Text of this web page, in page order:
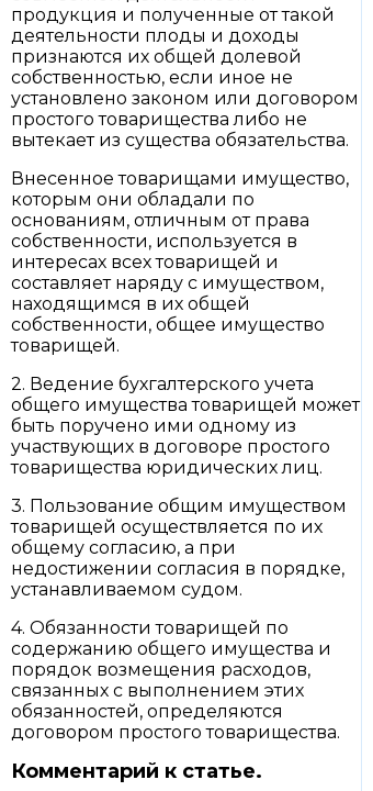
продукция и полученные от такой
деятельности плоды и доходы
признаются их общей долевой
собственностью, если иное не
установлено законом или договором
простого товарищества либо не
вытекает из существа обязательства.
Внесенное товарищами имущество,
которым они обладали по
основаниям, отличным от права
собственности, используется в
интересах всех товарищей и
составляет наряду с имуществом,
находящимся в их общей
собственности, общее имущество
товарищей.
2. Ведение бухгалтерского учета
общего имущества товарищей может
быть поручено ими одному из
участвующих в договоре простого
товарищества юридических лиц.
3. Пользование общим имуществом
товарищей осуществляется по их
общему согласию, а при
недостижении согласия в порядке,
устанавливаемом судом.
4. Обязанности товарищей по
содержанию общего имущества и
порядок возмещения расходов,
связанных с выполнением этих
обязанностей, определяются
договором простого товарищества.
Комментарий к статье.